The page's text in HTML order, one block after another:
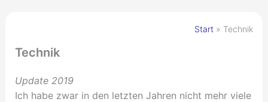
Start Technik
Technik
Update 2019
Ich habe zwar in den letzten Jahren nicht mehr viele